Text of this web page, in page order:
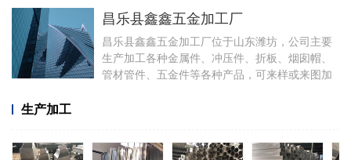
昌乐县鑫鑫五金加工厂
昌乐县鑫鑫五金加工厂位于山东潍坊，公司主要
生产加工各种金属件、冲压件、折板、烟囱帽、
管材管件、五金件等各种产品，可来样或来图加
件、金属雨链、定制烟囱帽、虹吸雨水斗、侧排
雨水斗、水簸箕、阴脊瓦、不锈钢透气帽等。公
生产加工